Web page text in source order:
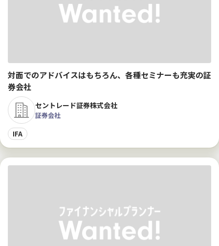
対面でのアドバイスはもちろん、各種セミナーも充実の証
券会社
セントレード証券株式会社
証券会社
IFA